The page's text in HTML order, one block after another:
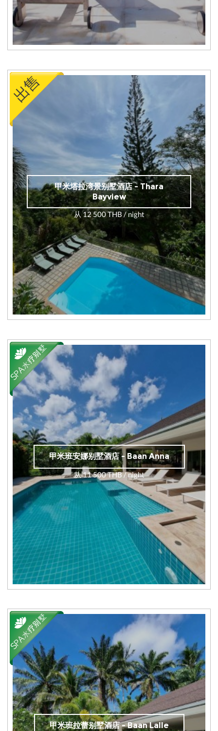
甲米塔拉湾景别墅酒店 - Thara
Bayview
从 12 500 THB / night
甲米班安娜别墅酒店 - Baan Anna
从 11 500 THB / night
甲米班拉蕾别墅酒店 - Baan Lalle